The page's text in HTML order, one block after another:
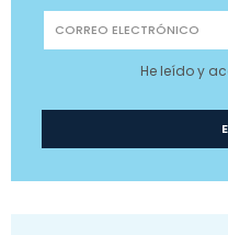
He leído y